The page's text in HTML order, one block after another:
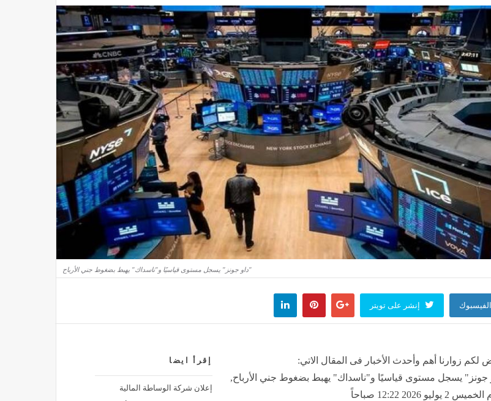
"داو جونز" يسجل مستوى قياسيًا و"ناسداك" يهبط بضغوط جني الأرباح
إنشر على تويتر
إقرأ ايضا
إعلان شركة الوساطة المالية
لكم زوارنا أهم وأحدث الأخبار فى المقال الاتي:
جونز" يسجل مستوى قياسيًا و"ناسداك" يهبط بضغوط جني الأرباح,
2 يوليو 2026 12:22 صباحاً